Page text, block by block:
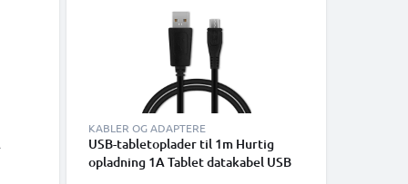
KABLER OG ADAPTERE
USB-tabletoplader til 1m Hurtig
opladning 1A Tablet datakabel USB